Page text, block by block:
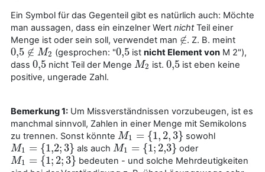
Ein Symbol für das Gegenteil gibt es natürlich auch: Möchte
man aussagen, dass ein einzelner Wert nichtTeil einer
Menge ist oder sein soll, verwendet man ∉
∉. Z. B. meint
0,5 ∉ M2
0,5∉M2 (gesprochen: "0,5
0,5 istnicht Element von M 2"),
dass 0,5
0,5 nicht Teil der Menge M2
M2 ist.0,5
0,5 ist eben keine
positive, ungerade Zahl.
Bemerkung 1: Um Missverständnissen vorzubeugen, ist es
manchmal sinnvoll, Zahlen in einer Menge mit Semikolons
zu trennen. Sonst könnte M1 = {1, 2,3}
M1= {1, 2, 3} sowohl
M1 = {1,2;3}
M1= {1, 2; 3} als auch M1 = {1; 2,3}
M1= {1; 2, 3} oder
M1 = {1; 2;3}
M1= {1; 2; 3}
bedeuten - und solche Mehrdeutigkeiten